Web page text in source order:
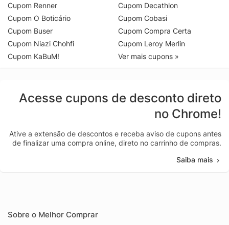
Cupom Renner
Cupom O Boticário
Cupom Buser
Cupom Niazi Chohfi
Cupom KaBuM!
Cupom Decathlon
Cupom Cobasi
Cupom Compra Certa
Cupom Leroy Merlin
Ver mais cupons »
Acesse cupons de desconto direto
no Chrome!
Ative a extensão de descontos e receba aviso de cupons antes
de finalizar uma compra online, direto no carrinho de compras.
Saiba mais
Sobre o Melhor Comprar